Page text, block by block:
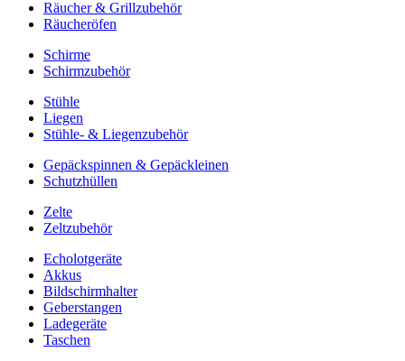
Räucher & Grillzubehör
Räucheröfen
Schirme
Schirmzubehör
Stühle
Liegen
Stühle- & Liegenzubehör
Gepäckspinnen & Gepäckleinen
Schutzhüllen
Zelte
Zeltzubehör
Echolotgeräte
Akkus
Bildschirmhalter
Geberstangen
Ladegeräte
Taschen